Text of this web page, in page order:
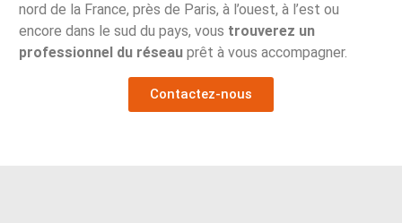
nord de la France, près de Paris, à l’ouest, à l’est ou
encore dans le sud du pays, vous trouverez un
professionnel du réseauprêt à vous accompagner.
Contactez-nous